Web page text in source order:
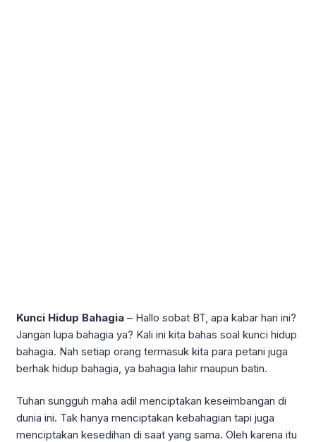
Kunci Hidup Bahagia – Hallo sobat BT, apa kabar hari ini?
Jangan lupa bahagia ya? Kali ini kita bahas soal kunci hidup
bahagia. Nah setiap orang termasuk kita para petani juga
berhak hidup bahagia, ya bahagia lahir maupun batin.
Tuhan sungguh maha adil menciptakan keseimbangan di
dunia ini. Tak hanya menciptakan kebahagian tapi juga
menciptakan kesedihan di saat yang sama. Oleh karena itu